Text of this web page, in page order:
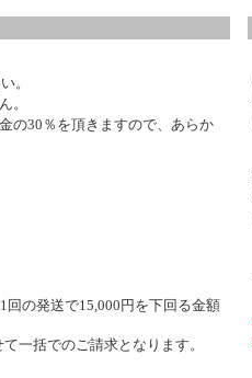
。
。
の30％を頂きますので、あらか
の発送で15,000円を下回る金額
一括でのご請求となります。